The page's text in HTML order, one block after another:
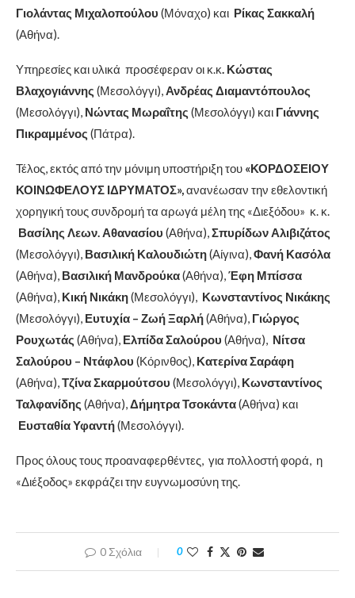
Γιολάντας Μιχαλοπούλου (Μόναχο) και Ρίκας Σακκαλή
(Αθήνα).
Υπηρεσίες και υλικά προσέφεραν οι κ.κ. Κώστας
Βλαχογιάννης (Μεσολόγγι),Ανδρέας Διαμαντόπουλος
(Μεσολόγγι), Νώντας Μωραΐτης (Μεσολόγγι) και Γιάννης
Πικραμμένος (Πάτρα).
Τέλος, εκτός από την μόνιμη υποστήριξη του «ΚΟΡΔΟΣΕΙΟΥ
ΚΟΙΝΩΦΕΛΟΥΣ ΙΔΡΥΜΑΤΟΣ»,ανανέωσαν την εθελοντική
χορηγική τους συνδρομή τα αρωγά μέλη της «Διεξόδου» κ. κ.
Βασίλης Λεων. Αθανασίου (Αθήνα),Σπυρίδων Αλιβιζάτος
(Μεσολόγγι), Βασιλική Καλουδιώτη(Αίγινα),Φανή Κασόλα
(Αθήνα), Βασιλική Μανδρούκα(Αθήνα),Έφη Μπίσσα
(Αθήνα), Κική Νικάκη(Μεσολόγγι), Κωνσταντίνος Νικάκης
(Μεσολόγγι), Ευτυχία – Ζωή Ξαρλή(Αθήνα), Γιώργος
Ρουχωτάς (Αθήνα), Ελπίδα Σαλούρου (Αθήνα), Νίτσα
Σαλούρου – Ντάφλου (Κόρινθος), Κατερίνα Σαράφη
(Αθήνα),Τζίνα Σκαρμούτσου (Μεσολόγγι), Κωνσταντίνος
Ταλφανίδης (Αθήνα),Δήμητρα Τσοκάντα(Αθήνα) και
Ευσταθία Υφαντή(Μεσολόγγι).
Προς όλους τους προαναφερθέντες, για πολλοστή φορά, η
«Διέξοδος» εκφράζει την ευγνωμοσύνη της.
0 Σχόλια 0